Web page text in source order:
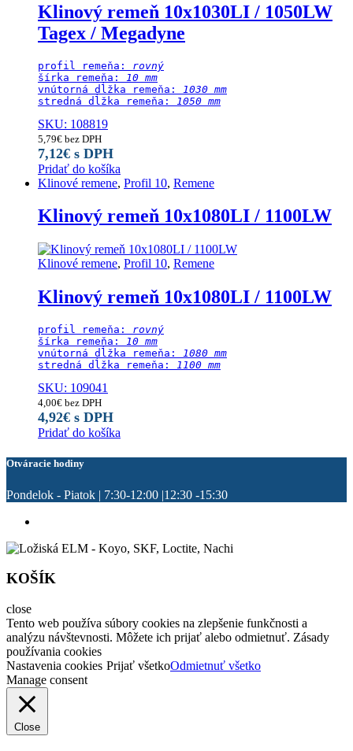
Klinový remeň 10x1030LI / 1050LW
Tagex / Megadyne
profil remeňa: rovný
šírka remeňa:
10 mm
vnútorná dĺžka remeňa:
1030 mm
stredná dĺžka remeňa:
1050 mm
SKU: 108819
5,79€ bez DPH
7,12€ s DPH
Pridať do košíka
Klinové remene, Profil 10, Remene
Klinový remeň 10x1080LI / 1100LW
Klinové remene, Profil 10, Remene
Klinový remeň 10x1080LI / 1100LW
profil remeňa: rovný
šírka remeňa: 10 mm
vnútorná dĺžka remeňa: 1080 mm
stredná dĺžka remeňa:
1100 mm
SKU: 109041
4,00€ bez DPH
4,92€ s DPH
Pridať do košíka
Otváracie hodiny
Pondelok - Piatok | 7:30-12:00 |12:30 -15:30
KOŠÍK
close
Tento web používa súbory cookies na zlepšenie funkčnosti a
analýzu návštevnosti. Môžete ich prijať alebo odmietnuť. Zásady
používania cookies
Nastavenia cookies Prijať všetkoOdmietnuť všetko
Manage consent
Close